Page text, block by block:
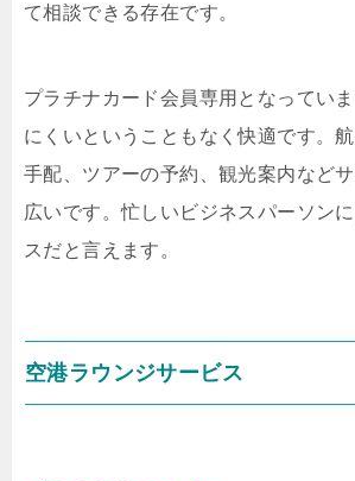
て相談できる存在です。
プラチナカード会員専用となってい
にくいということもなく快適です。
手配、ツアーの予約、観光案内など
広いです。忙しいビジネスパーソン
スだと言えます。
空港ラウンジサービス